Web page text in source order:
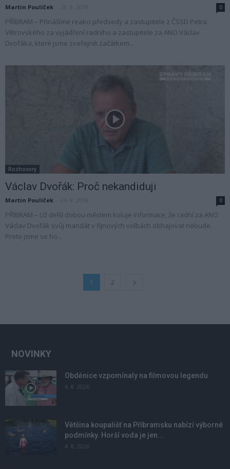
Martin Poulíček 0
PŘÍBRAM – Přinášíme reakci předsedy a zastupitele z ČSSD Petra
Větrovského za vyjádření radního a zastupitele za ANO Václav
Dvořáka, které jsme zveřejnili začátkem...
Rozhovory
Václav Dvořák: Proč nekandiduji
Martin Poulíček 0
PŘÍBRAM – Už delší dobou městem koluje informace, že radní za ANO
Václav Dvořák svůj mandát v říjnových volbách obhajovat nebude.
Proto jsme se ho...
1 2
NOVINKY
Obděnice vzpomínaly na filmovou legendu
6. 8. 2026
Většina koupališť na Příbramsku nabízí výborné
podmínky. Horší voda je jen...
4. 8. 2026